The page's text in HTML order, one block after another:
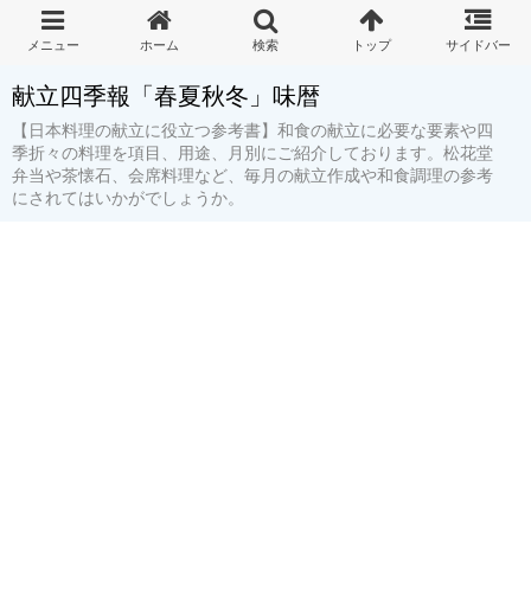
献立四季報「春夏秋冬」味暦
【日本料理の献立に役立つ参考書】和食の献立に必要な要素や四
季折々の料理を項目、用途、月別にご紹介しております。松花堂
弁当や茶懐石、会席料理など、毎月の献立作成や和食調理の参考
にされてはいかがでしょうか。